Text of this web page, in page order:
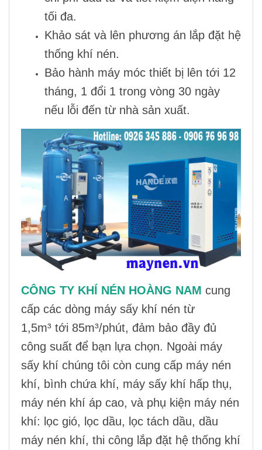
tối đa.
Khảo sát và lên phương án lắp đặt hệ
thống khí nén.
Bảo hành máy móc thiết bị lên tới 12
tháng, 1 đổi 1 trong vòng 30 ngày
nếu lỗi đến từ nhà sản xuất.
CÔNG TY KHÍ NÉN HOÀNG NAM cung
cấp các dòng máy sấy khí nén từ
1,5m³ tới 85m³/phút, đảm bảo đầy đủ
công suất để bạn lựa chọn. Ngoài máy
sấy khí chúng tôi còn cung cấp máy nén
khí, bình chứa khí, máy sấy khí hấp thụ,
máy nén khí áp cao, và phụ kiện máy nén
khí: lọc gió, lọc dầu, lọc tách dầu, dầu
máy nén khí, thi công lắp đặt hệ thống khí